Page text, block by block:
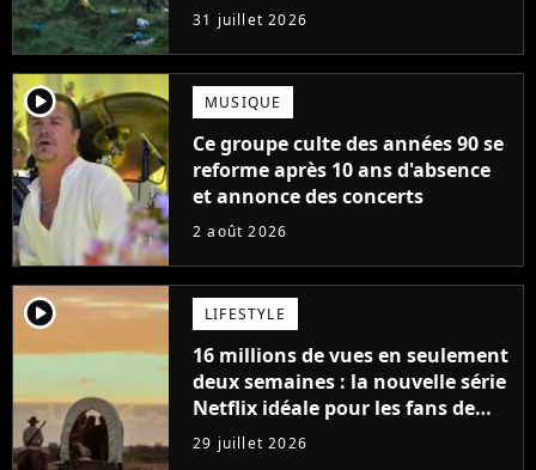
31 juillet 2026
player2 MUSIQUE
Ce groupe culte des années 90 se
reforme après 10 ans d'absence
et annonce des concerts
2 août 2026
player2 LIFESTYLE
16 millions de vues en seulement
deux semaines : la nouvelle série
Netflix idéale pour les fans de
Yellowstone
29 juillet 2026